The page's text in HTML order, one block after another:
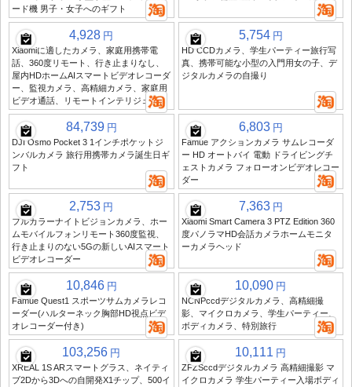
ード機 男子・女子へのギフト
4,928 円
Xiaomiに適したカメラ、家庭用携帯電
話、360度リモート、行き止まりなし、
屋内HDホームAIスマートビデオレコーダ
ー、監視カメラ、高精細カメラ、家庭用
ビデオ通話、リモートインテリジェンス
5,754 円
HD CCDカメラ、学生パーティー旅行写
真、携帯可能な小型の入門用女の子、デ
ジタルカメラの自撮り
84,739 円
DJI Osmo Pocket 3 1インチポケットジ
ンバルカメラ 旅行用携帯カメラ誕生日ギ
フト
6,803 円
Famue アクションカメラ サムレコーダ
ー HD オートバイ 電動 ドライビングチ
ェストカメラ フォローオンビデオレコー
ダー
2,753 円
フルカラーナイトビジョンカメラ、ホー
ムモバイルフォンリモート360度監視、
行き止まりのない5Gの新しいAIスマート
ビデオレコーダー
7,363 円
Xiaomi Smart Camera 3 PTZ Edition 360
度パノラマHD会話カメラホームモニタ
ーカメラヘッド
10,846 円
Famue Quest1 スポーツサムカメラレコ
ーダー(ハルターネック胸部HD視点ビデ
オレコーダー付き)
10,090 円
NCNPccdデジタルカメラ、高精細撮
影、マイクロカメラ、学生パーティー、
ボディカメラ、特別旅行
103,256 円
XREAL 1S ARスマートグラス、ネイティ
ブ2Dから3Dへの自開発X1チップ、500イ
10,111 円
ZFZSccdデジタルカメラ 高精細撮影 マ
イクロカメラ 学生パーティー入場ボディ